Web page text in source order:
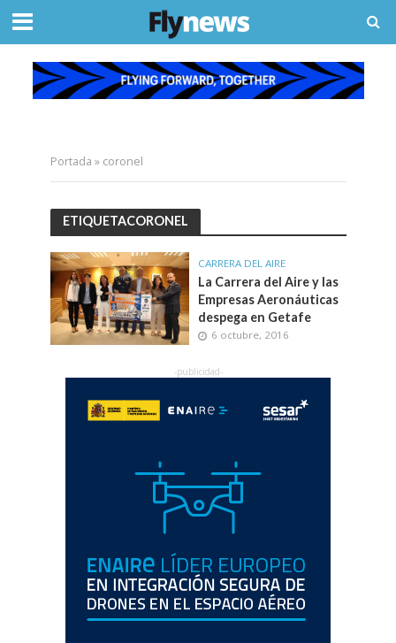
Portada » coronel
ETIQUETACORONEL
CARRERA DEL AIRE
La Carrera del Aire y las
Empresas Aeronáuticas
despega en Getafe
6 octubre, 2016